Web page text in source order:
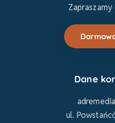
Dane
ul.